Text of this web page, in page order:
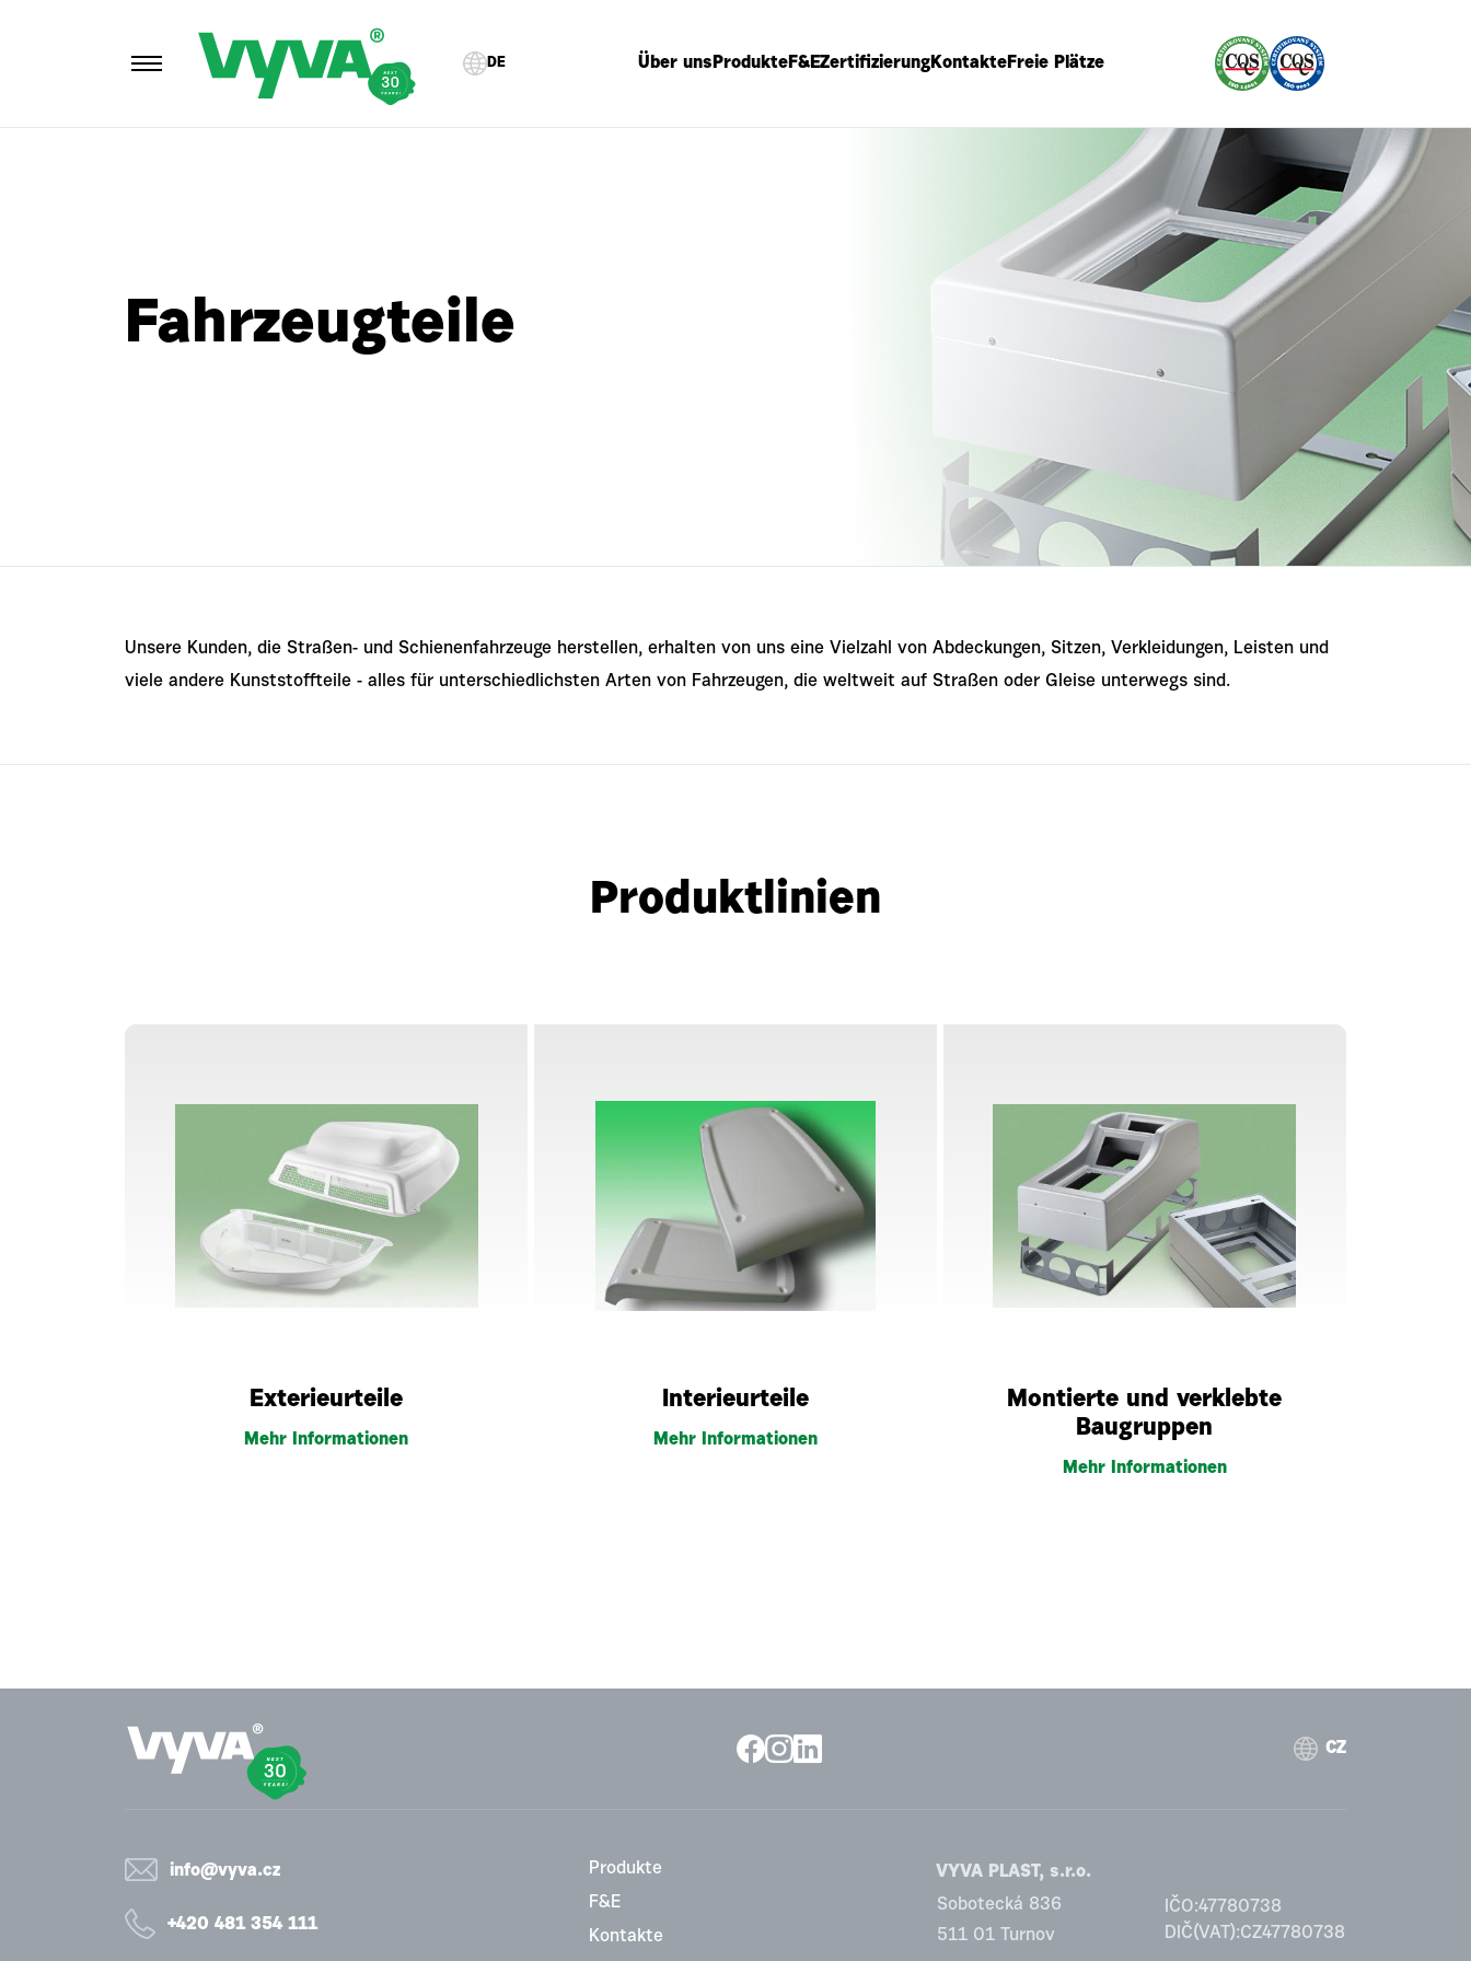
DE Über uns ProdukteF&EZertifizierungKontakteFreie Plätze
Fahrzeugteile
Unsere Kunden, die Straßen- und Schienenfahrzeuge herstellen, erhalten von uns eine Vielzahl von Abdeckungen, Sitzen, Verkleidungen, Leisten und
viele andere Kunststoffteile - alles für unterschiedlichsten Arten von Fahrzeugen, die weltweit auf Straßen oder Gleise unterwegs sind.
Produktlinien
Exterieurteile
Mehr Informationen
Interieurteile
Mehr Informationen
Montierte und verklebte
Baugruppen
Mehr Informationen
CZ
info@vyva.cz
+420 481 354 111
Produkte
F&E
Kontakte
VYVA PLAST, s.r.o.
Sobotecká 836
511 01 Turnov
IČO:47780738
DIČ(VAT):CZ47780738